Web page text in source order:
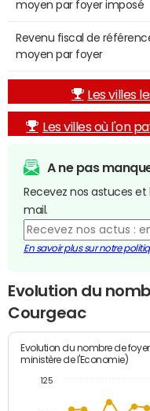
moyen par foyer imposé
Revenu fiscal de
moyen par foyer
Les villes
Les villes où l'on
A ne pas
Recevez nos astuces
mail.
En savoir plus sur notre
Evolution du
Courgeac
Evolution du nombre de
ministère de l'Economie)
125